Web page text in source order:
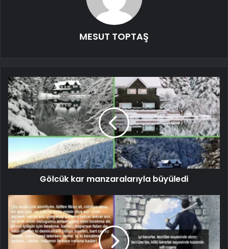
MESUT TOPTAŞ
Gölcük kar manzaralarıyla büyüledi